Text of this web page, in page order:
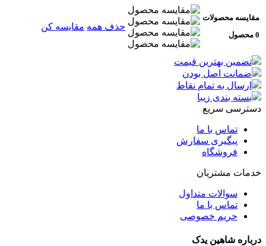
مقایسه محصولات
0 محصول
حذف همه مقایسه کن
تضمین بهترین قیمت
ضمانت اصل بودن
ارسال به تمام نقاط
بسته بندی زیبا
دسترسی سریع
تماس با ما
پیگیری سفارش
فروشگاه
خدمات مشتریان
سوالات متداول
تماس با ما
حریم خصوصی
درباره شاهین یدک